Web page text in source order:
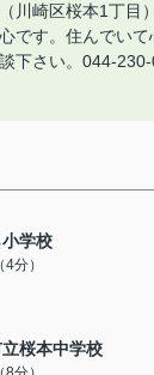
川崎区桜本1丁
です。住んでい
下さい。044-
学校
分）
立桜本中学校